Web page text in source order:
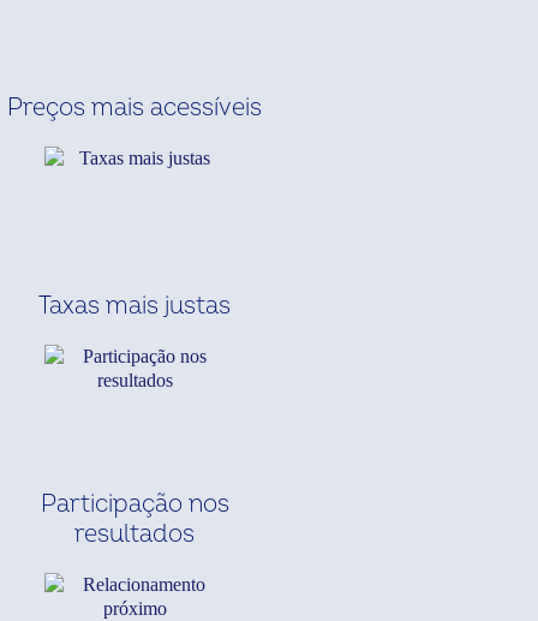
Preços mais acessíveis
Taxas mais justas
Participação nos
resultados